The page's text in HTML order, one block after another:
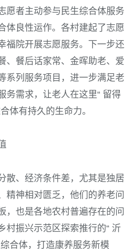
愿者主动参与民生综合体服务
体良性运作。各村建起了志愿
福院开展志愿服务。下一步还
、餐后话家常、金晖助老、爱
系列服务项目，进一步满足老
务需求，让老人在这里“ 留得
体有持久的生命力。
散、经济条件差，尤其是独居
精神相对匮乏，他们的养老问
，也是各地农村普遍存在的问
村振兴示范区探索推行的“ 沂
合体，打造康养服务新模